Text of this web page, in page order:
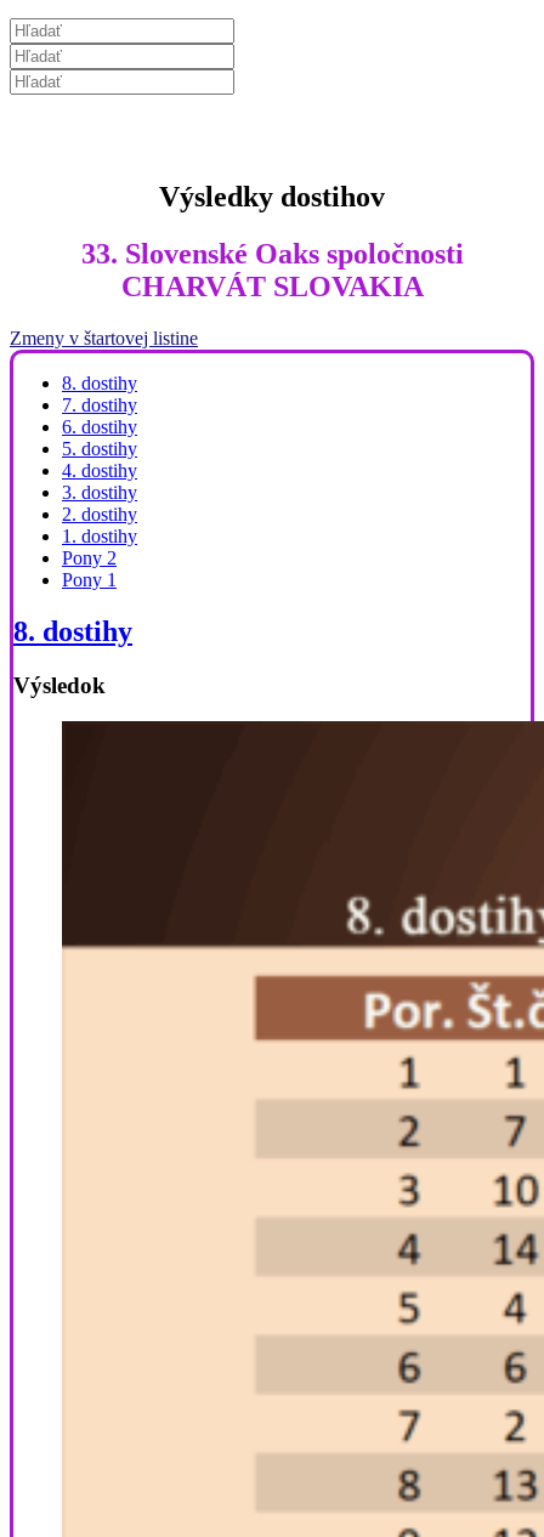
Výsledky dostihov
33. Slovenské Oaks spoločnosti
CHARVÁT SLOVAKIA
Zmeny v štartovej listine
8. dostihy
7. dostihy
6. dostihy
5. dostihy
4. dostihy
3. dostihy
2. dostihy
1. dostihy
Pony 2
Pony 1
8. dostihy
Výsledok